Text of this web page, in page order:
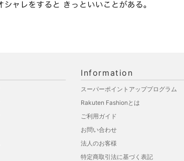
Information
スーパーポイントアッププログラム
Rakuten Fashionとは
ご利用ガイド
お問い合わせ
法人のお客様
特定商取引法に基づく表記